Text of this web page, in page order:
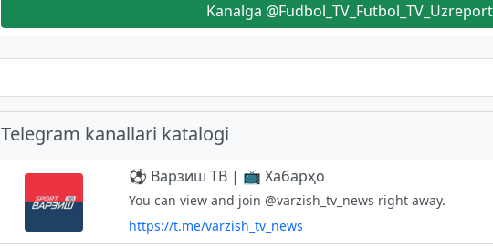
Kanalga
Telegram kanallari katalogi
⚽️ Варзиш ТВ | 📺 Хабарҳо
You can view and join @varzish_tv_news right away.
https://t.me/varzish_tv_news